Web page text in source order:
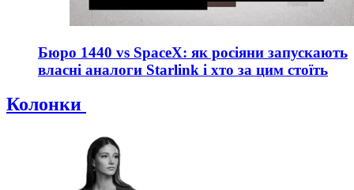
Бюро 1440 vs SpaceX: як росіяни запускають
власні аналоги Starlink і хто за цим стоїть
Колонки